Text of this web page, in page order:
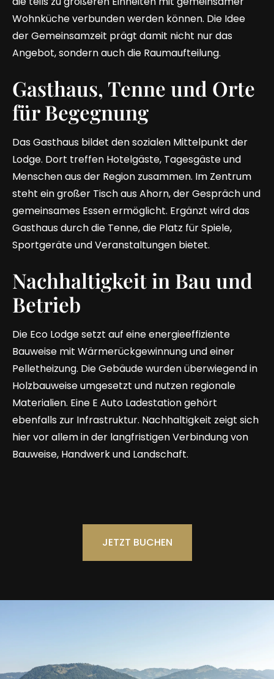
Wohnküche verbunden werden können. Die Idee
der Gemeinsamzeit prägt damit nicht nur das
Angebot, sondern auch die Raumaufteilung.
Gasthaus, Tenne und Orte
für Begegnung
Das Gasthaus bildet den sozialen Mittelpunkt der
Lodge. Dort treffen Hotelgäste, Tagesgäste und
Menschen aus der Region zusammen. Im Zentrum
steht ein großer Tisch aus Ahorn, der Gespräch und
gemeinsames Essen ermöglicht. Ergänzt wird das
Gasthaus durch die Tenne, die Platz für Spiele,
Sportgeräte und Veranstaltungen bietet.
Nachhaltigkeit in Bau und
Betrieb
Die Eco Lodge setzt auf eine energieeffiziente
Bauweise mit Wärmerückgewinnung und einer
Pelletheizung. Die Gebäude wurden überwiegend in
Holzbauweise umgesetzt und nutzen regionale
Materialien. Eine E Auto Ladestation gehört
ebenfalls zur Infrastruktur. Nachhaltigkeit zeigt sich
hier vor allem in der langfristigen Verbindung von
Bauweise, Handwerk und Landschaft.
JETZT BUCHEN